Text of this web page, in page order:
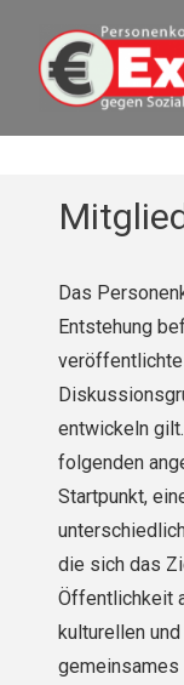
Euro Exit
Das
Entstehung
veröffentlichte
entwickeln
folgenden
Startpunkt,
die sich das
Öffentlichkeit
kulturellen
gemeinsames